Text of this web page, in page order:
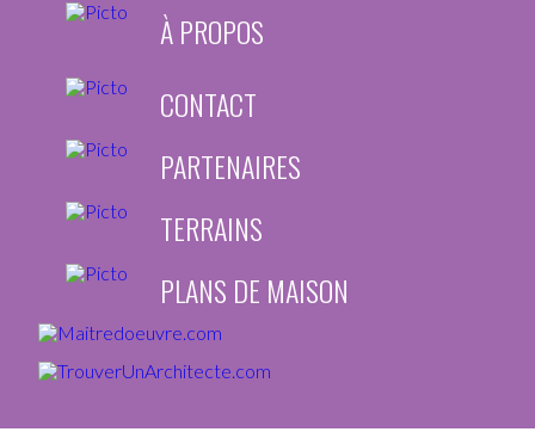
À PROPOS
CONTACT
PARTENAIRES
TERRAINS
PLANS DE MAISON